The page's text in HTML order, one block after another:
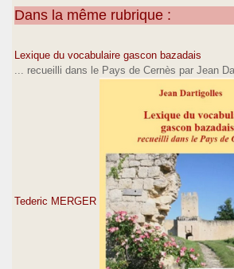
Dans la même rubrique :
Lexique du vocabulaire gascon bazadais
... recueilli dans le Pays de Cernès par Jean
Tederic MERGER